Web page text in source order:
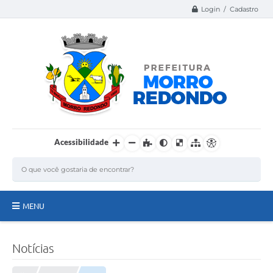
Login / Cadastro
Acessibilidade
MENU
Notícias